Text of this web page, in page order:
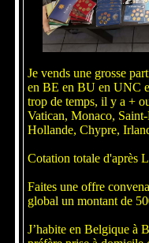
Je vends une grosse
en BE en BU en UNC
trop de temps, il y a +
Vatican, Monaco,
Hollande, Chypre,
Cotation totale d'après
Faites une offre
global un montant de
J’habite en Belgique à